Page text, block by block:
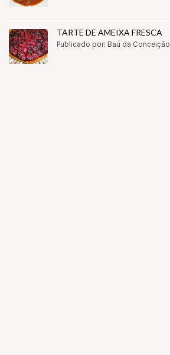
TARTE DE AMEIXA FRESCA
Publicado por: Baú da Conceição